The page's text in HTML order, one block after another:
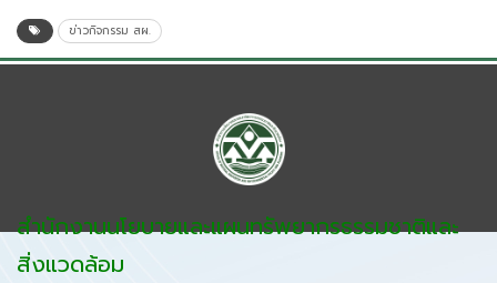
ข่าวกิจกรรม สผ.
สำนักงานนโยบายและแผนทรัพยากรธรรมชาติและ
สิ่งแวดล้อม